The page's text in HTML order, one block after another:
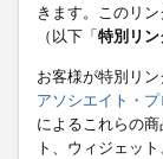
きます。このリ
（以下「特別リン
お客様が特別リ
アソシエイト・
によるこれらの
ト、ウィジェッ